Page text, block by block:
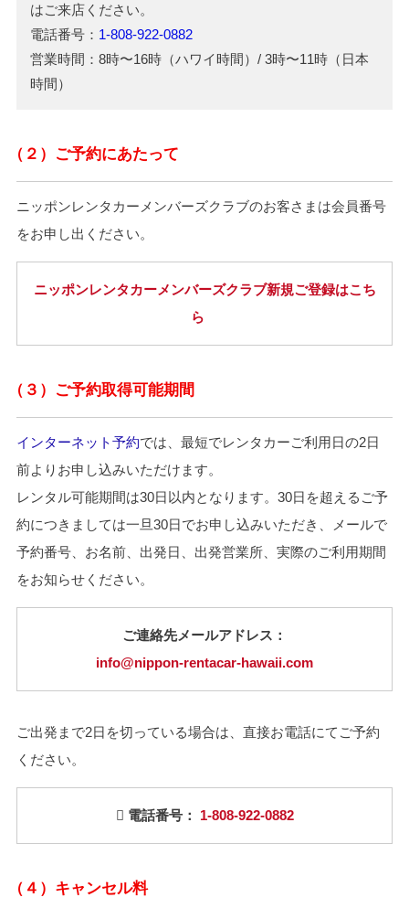
はご来店ください。
電話番号： 1-808-922-0882
営業時間：8時〜16時（ハワイ時間）/ 3時〜11時（日本
時間）
（２）ご予約にあたって
ニッポンレンタカーメンバーズクラブのお客さまは会員番号
をお申し出ください。
ニッポンレンタカーメンバーズクラブ新規ご登録はこち
ら
（３）ご予約取得可能期間
インターネット予約では、最短でレンタカーご利用日の2日
前よりお申し込みいただけます。
レンタル可能期間は30日以内となります。30日を超えるご予
約につきましては一旦30日でお申し込みいただき、メールで
予約番号、お名前、出発日、出発営業所、実際のご利用期間
をお知らせください。
ご連絡先メールアドレス：
info@nippon-rentacar-hawaii.com
ご出発まで2日を切っている場合は、直接お電話にてご予約
ください。
電話番号： 1-808-922-0882
（４）キャンセル料